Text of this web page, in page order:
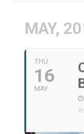
MAY,
THU
16
MAY